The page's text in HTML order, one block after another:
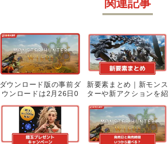
関連記事
ダウンロード版の事前ダ
ウンロードは2月26日0
ロードのやり方も解説
新要素まとめ｜新モンス
ターや新アクションを紹